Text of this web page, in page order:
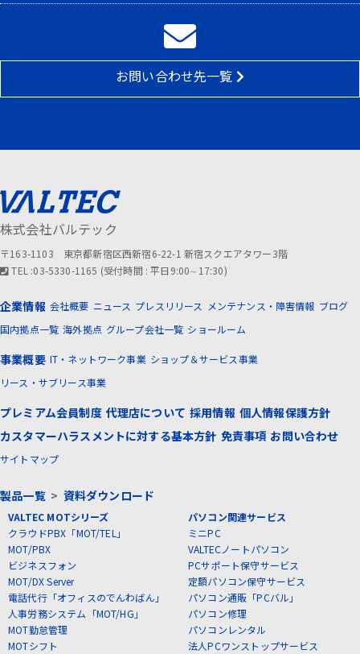
お問い合わせ先一覧
株式会社バルテック
〒163-1103 東京都新宿区西新宿6-22-1 新宿スクエアタワー3階
TEL :03-5330-1165 (受付時間 : 平日9:00∼17:30)
企業情報 会社概要 ニュース プレスリリース メンテナンス・障害情報 ブログ
国内拠点一覧 海外拠点 グループ会社一覧 ショールーム
事業概要 IT・ネットワーク事業 ショップ＆サービス事業
リース・サブリース事業
プレミアム会員制度 代理店について 採用情報 個人情報保護方針
カスタマーハラスメントに対する基本方針 免責事項 お問い合わせ
サイトマップ
製品一覧> 資料ダウンロード
VALTEC MOTシリーズ
クラウドPBX「MOT/TEL」
MOT/PBX
ビジネスフォン
MOT/DX Server
電話代行「オフィスのでんわばん」
人事労務システム「MOT/HG」
MOT勤怠管理
MOTシフト
パソコン関連サービス
ミニPC
VALTECノートパソコン
PCサポート保守サービス
定額パソコン保守サービス
パソコン通販「PCバル」
パソコン修理
パソコンレンタル
法人PCワンストップサービス